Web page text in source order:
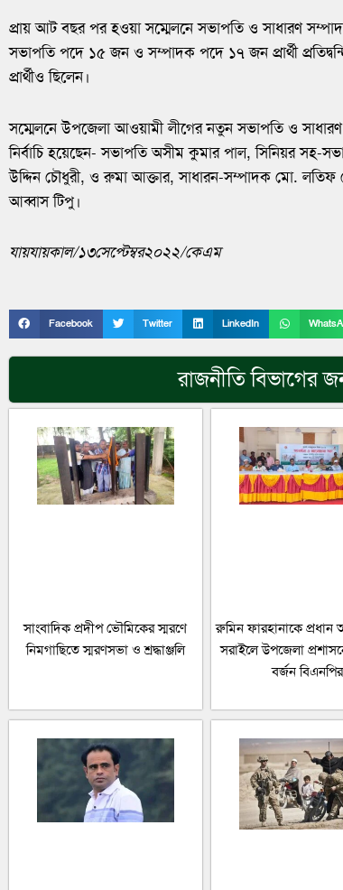
প্রায় আট বছর পর হওয়া সম্মেলনে সভাপতি ও সাধারণ
সভাপতি পদে ১৫ জন ও সম্পাদক পদে ১৭ জন প্রার্থী
প্রার্থীও ছিলেন।
সম্মেলনে উপজেলা আওয়ামী লীগের নতুন সভাপতি ও
নির্বাচি হয়েছেন- সভাপতি অসীম কুমার পাল, সিনিয়র সহ-
উদ্দিন চৌধুরী, ও রুমা আক্তার, সাধারন-সম্পাদক মো. লতিফ
আব্বাস টিপু।
যায়যায়কাল/১৩সেপ্টেম্বর২০২২/কেএম
Facebook Twitter LinkedIn
রাজনীতিবিভাগের
সাংবাদিক প্রদীপ ভৌমিকের স্মরণে
নিমগাছিতে স্মরণসভা ও শ্রদ্ধাঞ্জলি
রুমিন ফারহানাকে প্রধান
সরাইলে উপজেলা
বর্জন বিএনপির